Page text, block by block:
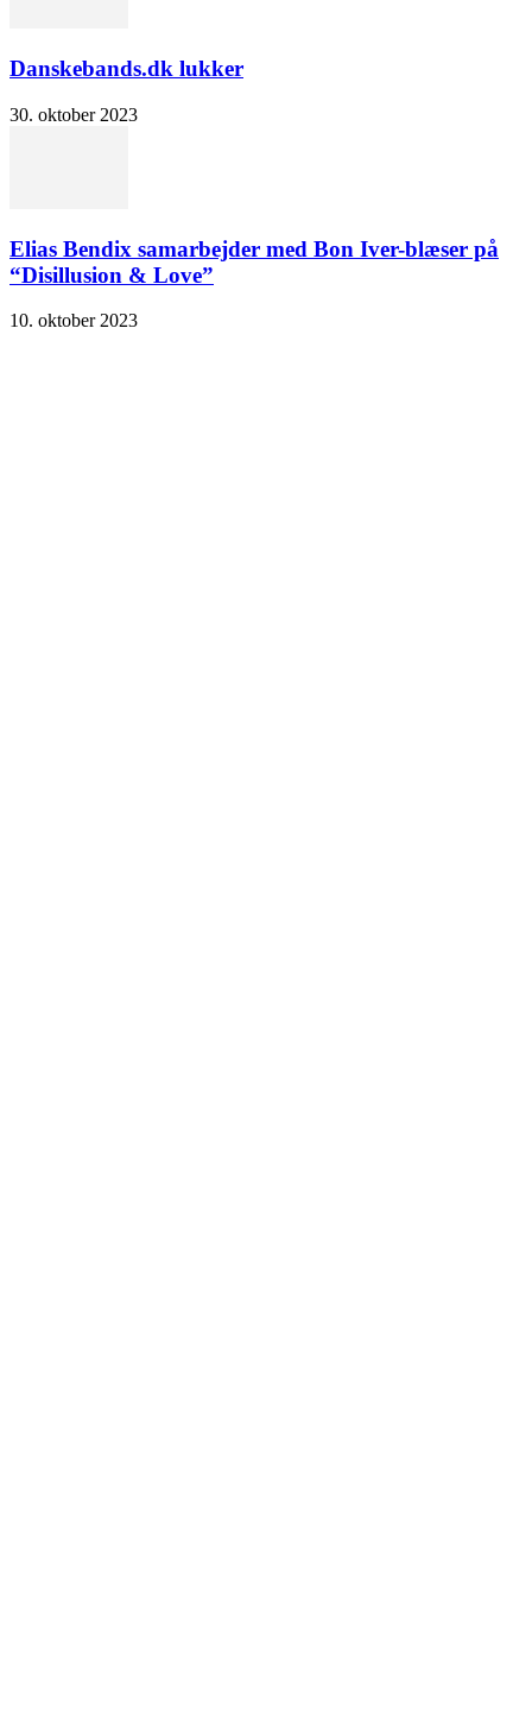
Danskebands.dk lukker
30. oktober 2023
Elias Bendix samarbejder med Bon Iver-blæser på
“Disillusion & Love”
10. oktober 2023